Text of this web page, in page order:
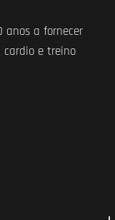
anos a fornecer
cardio e treino